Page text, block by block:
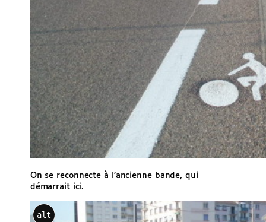
On se reconnecte à l’ancienne bande, qui
démarrait ici.
alt